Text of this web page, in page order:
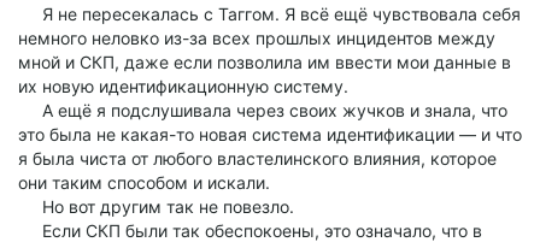
Я не пересекалась с Таггом. Я всё ещё чувствовала себя
немного неловко из-за всех прошлых инцидентов между
мной и СКП, даже если позволила им ввести мои данные в
их новую идентификационную систему.
А ещё я подслушивала через своих жучков и знала, что
это была не какая-то новая система идентификации — и что
я была чиста от любого властелинского влияния, которое
они таким способом и искали.
Но вот другим так не повезло.
Если СКП были так обеспокоены, это означало, что в